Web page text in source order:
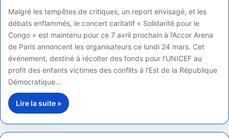
Malgré les tempêtes de critiques, un report envisagé, et les
débats enflammés, le concert caritatif « Solidarité pour le
Congo » est maintenu pour ce 7 avril prochain à l’Accor Arena
de Paris annoncent les organisateurs ce lundi 24 mars. Cet
événement, destiné à récolter des fonds pour l’UNICEF au
profit des enfants victimes des conflits à l’Est de la République
Démocratique…
Lire la suite »